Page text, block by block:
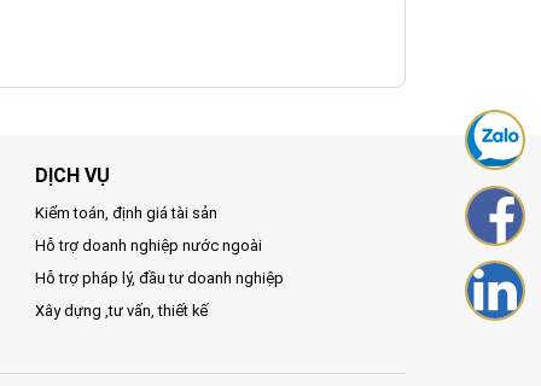
DỊCH VỤ
Kiểm toán, định giá tài sản
Hỗ trợ doanh nghiệp nước ngoài
Hỗ trợ pháp lý, đầu tư doanh nghiệp
Xây dựng ,tư vấn, thiết kế